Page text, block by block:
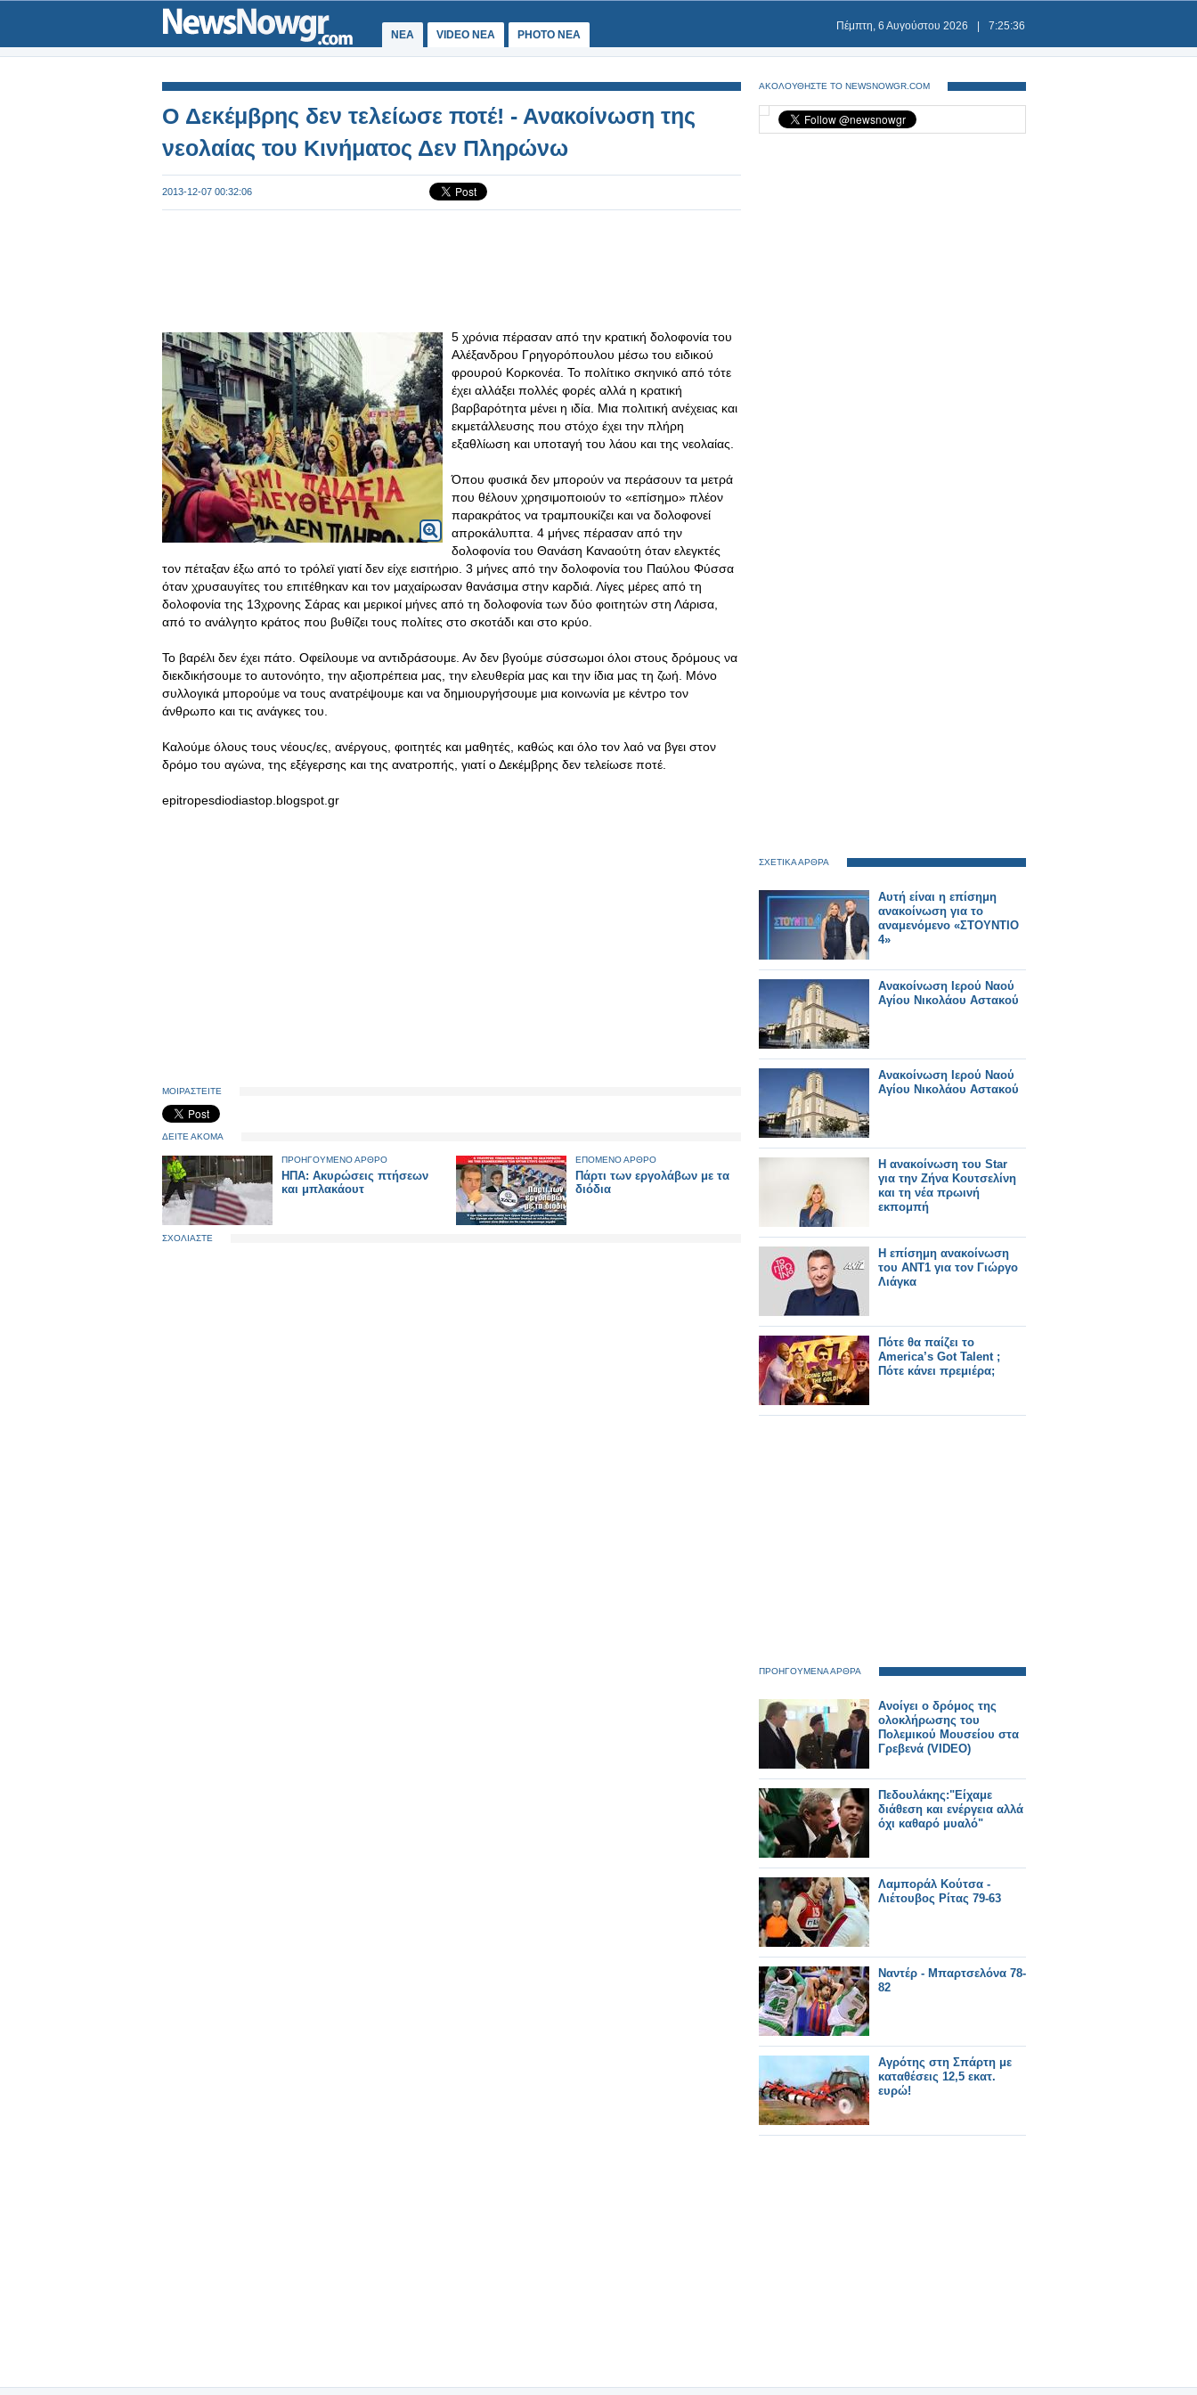
ΝΕΑ VIDEO NEA PHOTO NEA
Πέμπτη, 6 Αυγούστου 2026 7:25:36
O Δεκέμβρης δεν τελείωσε ποτέ! - Ανακοίνωση της
νεολαίας του Κινήματος Δεν Πληρώνω
2013-12-07 00:32:06
5 χρόνια πέρασαν από την κρατική δολοφονία του
Αλέξανδρου Γρηγορόπουλου μέσω του ειδικού
φρουρού Κορκονέα. Το πολίτικο σκηνικό από τότε
έχει αλλάξει πολλές φορές αλλά η κρατική
βαρβαρότητα μένει η ιδία. Μια πολιτική ανέχειας και
εκμετάλλευσης που στόχο έχει την πλήρη
εξαθλίωση και υποταγή του λάου και της νεολαίας.
Όπου φυσικά δεν μπορούν να περάσουν τα μετρά
που θέλουν χρησιμοποιούν το «επίσημο» πλέον
παρακράτος να τραμπουκίζει και να δολοφονεί
απροκάλυπτα. 4 μήνες πέρασαν από την
δολοφονία του Θανάση Καναούτη όταν ελεγκτές
τον πέταξαν έξω από το τρόλεϊ γιατί δεν είχε εισιτήριο. 3 μήνες από την δολοφονία του Παύλου Φύσσα
όταν χρυσαυγίτες του επιτέθηκαν και τον μαχαίρωσαν θανάσιμα στην καρδιά. Λίγες μέρες από τη
δολοφονία της 13χρονης Σάρας και μερικοί μήνες από τη δολοφονία των δύο φοιτητών στη Λάρισα,
από το ανάλγητο κράτος που βυθίζει τους πολίτες στο σκοτάδι και στο κρύο.
Το βαρέλι δεν έχει πάτο. Οφείλουμε να αντιδράσουμε. Αν δεν βγούμε σύσσωμοι όλοι στους δρόμους να
διεκδικήσουμε το αυτονόητο, την αξιοπρέπεια μας, την ελευθερία μας και την ίδια μας τη ζωή. Μόνο
συλλογικά μπορούμε να τους ανατρέψουμε και να δημιουργήσουμε μια κοινωνία με κέντρο τον
άνθρωπο και τις ανάγκες του.
Καλούμε όλους τους νέους/ες, ανέργους, φοιτητές και μαθητές, καθώς και όλο τον λαό να βγει στον
δρόμο του αγώνα, της εξέγερσης και της ανατροπής, γιατί ο Δεκέμβρης δεν τελείωσε ποτέ.
epitropesdiodiastop.blogspot.gr
ΜΟΙΡΑΣΤΕΙΤΕ
ΔΕΙΤΕ ΑΚΟΜΑ
ΠΡΟΗΓΟΥΜΕΝΟ ΑΡΘΡΟ
ΗΠΑ: Ακυρώσεις πτήσεων
και μπλακάουτ
ΕΠΟΜΕΝΟ ΑΡΘΡΟ
Πάρτι των εργολάβων με τα
διόδια
ΣΧΟΛΙΑΣΤΕ
ΑΚΟΛΟΥΘΗΣΤΕ ΤΟ NEWSNOWGR.COM
ΣΧΕΤΙΚΑ ΑΡΘΡΑ
Αυτή είναι η επίσημη
ανακοίνωση για το
αναμενόμενο «ΣΤΟΥΝΤΙΟ
4»
Ανακοίνωση Ιερού Ναού
Αγίου Νικολάου Αστακού
Ανακοίνωση Ιερού Ναού
Αγίου Νικολάου Αστακού
Η ανακοίνωση του Star
για την Ζήνα Κουτσελίνη
και τη νέα πρωινή
εκπομπή
Η επίσημη ανακοίνωση
του ΑΝΤ1 για τον Γιώργο
Λιάγκα
Πότε θα παίζει το
America’s Got Talent ;
Πότε κάνει πρεμιέρα;
ΠΡΟΗΓΟΥΜΕΝΑ ΑΡΘΡΑ
Aνοίγει ο δρόμος της
ολοκλήρωσης του
Πολεμικού Μουσείου στα
Γρεβενά (VIDEO)
Πεδουλάκης:"Είχαμε
διάθεση και ενέργεια αλλά
όχι καθαρό μυαλό"
Λαμποράλ Κούτσα -
Λιέτουβος Ρίτας 79-63
Ναντέρ - Μπαρτσελόνα 78-
82
Αγρότης στη Σπάρτη με
καταθέσεις 12,5 εκατ.
ευρώ!